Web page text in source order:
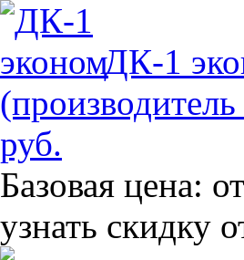
ДК-1
руб.
Базовая цена:
узнать скидку